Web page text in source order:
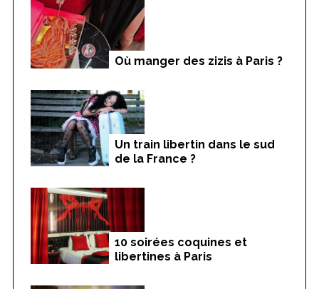
Où manger des zizis à Paris ?
Un train libertin dans le sud
de la France ?
10 soirées coquines et
libertines à Paris